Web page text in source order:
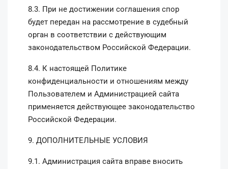
8.3. При не достижении соглашения спор
будет передан на рассмотрение в судебный
орган в соответствии с действующим
законодательством Российской Федерации.
8.4. К настоящей Политике
конфиденциальности и отношениям между
Пользователем и Администрацией сайта
применяется действующее законодательство
Российской Федерации.
9. ДОПОЛНИТЕЛЬНЫЕ УСЛОВИЯ
9.1. Администрация сайта вправе вносить